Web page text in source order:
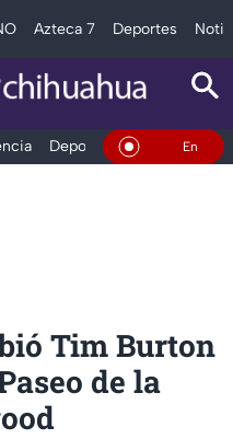
Azteca 7 Deportes
Deportes Espectáculos
En Vivo
Tim Burton
de la